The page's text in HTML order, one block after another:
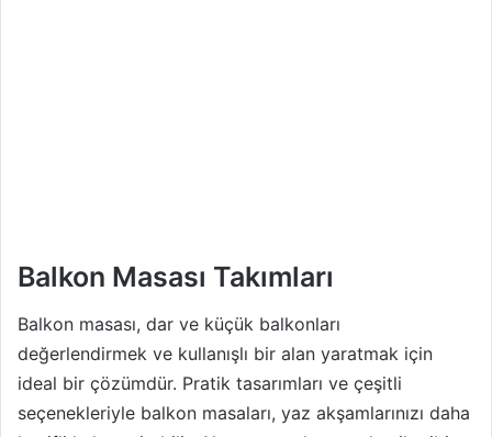
Balkon Masası Takımları
Balkon masası, dar ve küçük balkonları
değerlendirmek ve kullanışlı bir alan yaratmak için
ideal bir çözümdür. Pratik tasarımları ve çeşitli
seçenekleriyle balkon masaları, yaz akşamlarınızı daha